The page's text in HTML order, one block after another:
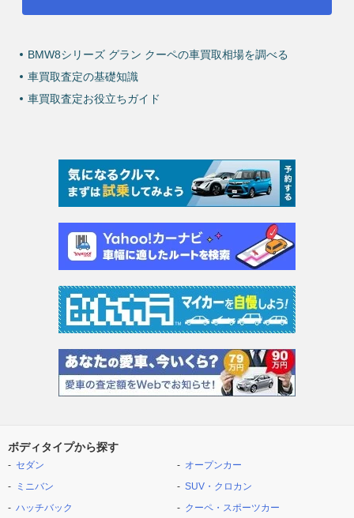
BMW8シリーズ グラン クーペの車買取相場を調べる
車買取査定の基礎知識
車買取査定お役立ちガイド
ボディタイプから探す
セダン
ミニバン
ハッチバック
オープンカー
SUV・クロカン
クーペ・スポーツカー